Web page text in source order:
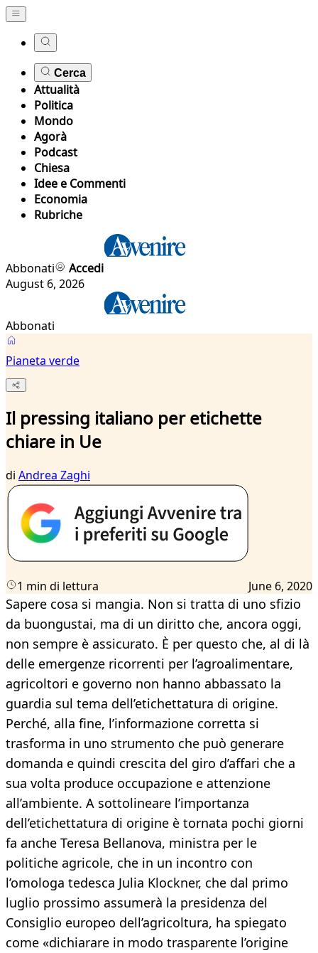
Cerca
Attualità
Politica
Mondo
Agorà
Podcast
Chiesa
Idee e Commenti
Economia
Rubriche
Abbonati
Accedi
August 6, 2026
Abbonati
Pianeta verde
Il pressing italiano per etichette
chiare in Ue
di Andrea Zaghi
1 min di lettura June 6, 2020
Sapere cosa si mangia. Non si tratta di uno sfizio
da buongustai, ma di un diritto che, ancora oggi,
non sempre è assicurato. È per questo che, al di là
delle emergenze ricorrenti per l’agroalimentare,
agricoltori e governo non hanno abbassato la
guardia sul tema dell’etichettatura di origine.
Perché, alla fine, l’informazione corretta si
trasforma in uno strumento che può generare
domanda e quindi crescita del giro d’affari che a
sua volta produce occupazione e attenzione
all’ambiente. A sottolineare l’importanza
dell’etichettatura di origine è tornata pochi giorni
fa anche Teresa Bellanova, ministra per le
politiche agricole, che in un incontro con
l’omologa tedesca Julia Klockner, che dal primo
luglio prossimo assumerà la presidenza del
Consiglio europeo dell’agricoltura, ha spiegato
come «dichiarare in modo trasparente l’origine